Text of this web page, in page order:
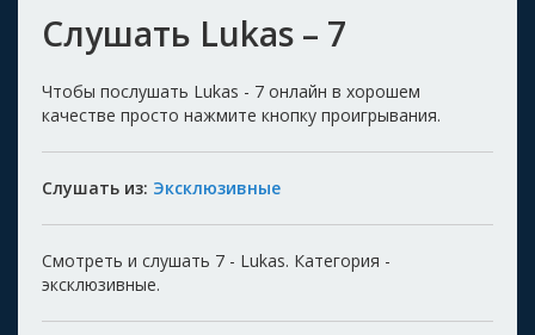
Слушать Lukas – 7
Чтобы послушать Lukas - 7 онлайн в хорошем
качестве просто нажмите кнопку проигрывания.
Слушать из: Эксклюзивные
Смотреть и слушать 7 - Lukas. Категория -
эксклюзивные.